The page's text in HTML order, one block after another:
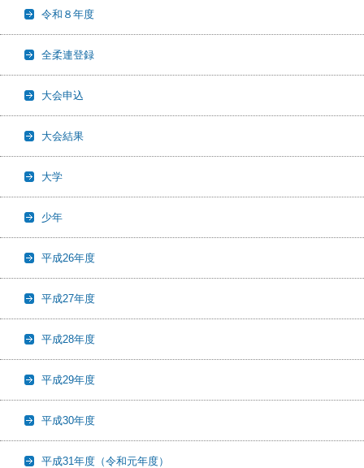
令和８年度
全柔連登録
大会申込
大会結果
大学
少年
平成26年度
平成27年度
平成28年度
平成29年度
平成30年度
平成31年度（令和元年度）